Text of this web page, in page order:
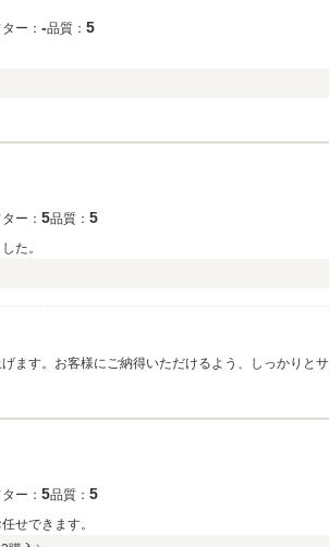
ー： ‐品質： 5
ー： 5品質： 5
た。
す。お客様にご納得いただけるよう、しっかりと
ー： 5品質： 5
せできます。